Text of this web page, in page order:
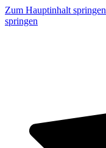
Zum Hauptinhalt springen
springen